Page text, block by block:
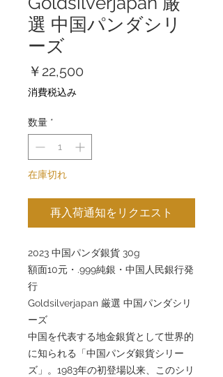
選 中国パンダシリ
ーズ
￥22,500
消費税込み
数量 *
在庫切れ
再入荷通知をリクエスト
2023 中国パンダ銀貨 30g
額面10元・.999純銀・中国人民銀行発
行
Goldsilverjapan 厳選 中国パンダシリ
ーズ
中国を代表する地金銀貨として世界的
に知られる「中国パンダ銀貨シリー
ズ」。1983年の初登場以来、このシリ